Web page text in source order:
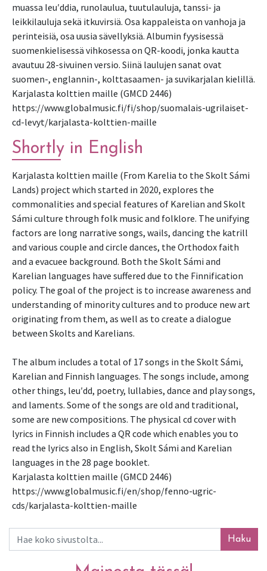
muassa leuʹddia, runolaulua, tuutulauluja, tanssi- ja
leikkilauluja sekä itkuvirsiä. Osa kappaleista on vanhoja ja
perinteisiä, osa uusia sävellyksiä. Albumin fyysisessä
suomenkielisessä vihkosessa on QR-koodi, jonka kautta
avautuu 28-sivuinen versio. Siinä laulujen sanat ovat
suomen-, englannin-, kolttasaamen- ja suvikarjalan kielillä.
Karjalasta kolttien maille (GMCD 2446)
https://www.globalmusic.fi/fi/shop/suomalais-ugrilaiset-
cd-levyt/karjalasta-kolttien-maille
Shortly in English
Karjalasta kolttien maille (From Karelia to the Skolt Sámi
Lands) project which started in 2020, explores the
commonalities and special features of Karelian and Skolt
Sámi culture through folk music and folklore. The unifying
factors are long narrative songs, wails, dancing the katrill
and various couple and circle dances, the Orthodox faith
and a evacuee background. Both the Skolt Sámi and
Karelian languages ​​have suffered due to the Finnification
policy. The goal of the project is to increase awareness and
understanding of minority cultures and to produce new art
originating from them, as well as to create a dialogue
between Skolts and Karelians.
The album includes a total of 17 songs in the Skolt Sámi,
Karelian and Finnish languages. The songs include, among
other things, leuʹdd, poetry, lullabies, dance and play songs,
and laments. Some of the songs are old and traditional,
some are new compositions. The physical cd cover with
lyrics in Finnish includes a QR code which enables you to
read the lyrics also in English, Skolt Sámi and Karelian
languages in the 28 page booklet.
Karjalasta kolttien maille (GMCD 2446)
https://www.globalmusic.fi/en/shop/fenno-ugric-
cds/karjalasta-kolttien-maille
Haku